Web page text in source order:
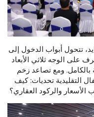
تتحول أبواب الدخول إلى
على الوجه ثلاثي الأبعاد
بالكامل. ومع تصاعد زخم
التقليدية تحديات: كيف
والركود العقاري؟